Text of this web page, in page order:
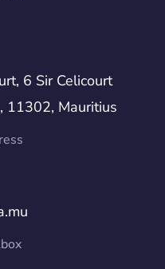
6 Sir Celicourt
11302, Mauritius